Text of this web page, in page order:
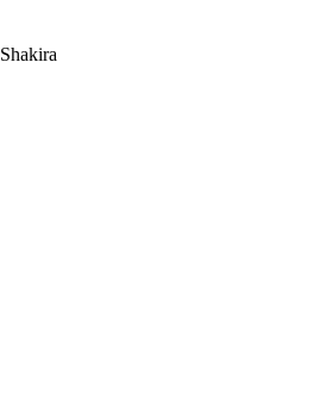
Shakira